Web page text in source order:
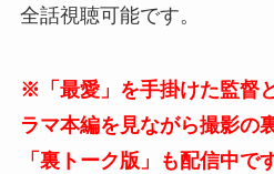
全話視聴可能です。
※「最愛」を手掛けた監督
ラマ本編を見ながら撮影の
「裏トーク版」も配信中で